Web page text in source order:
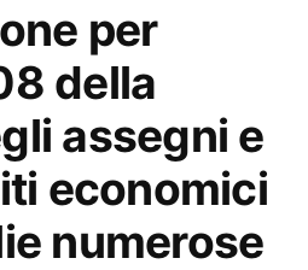
per
della
assegni e
economici
numerose